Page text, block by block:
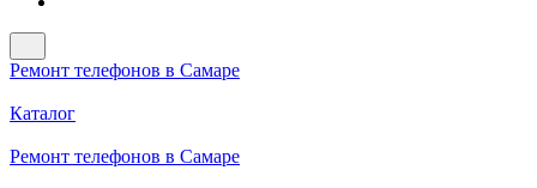
Ремонт телефонов в Самаре
Каталог
Ремонт телефонов в Самаре